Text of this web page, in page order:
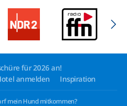
für 2026 an!
anmelden Inspiration
mein Hund mitkommen?